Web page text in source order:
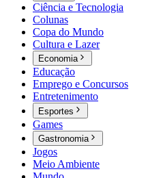
Ciência e Tecnologia
Colunas
Copa do Mundo
Cultura e Lazer
Economia
Educação
Emprego e Concursos
Entretenimento
Esportes
Games
Gastronomia
Jogos
Meio Ambiente